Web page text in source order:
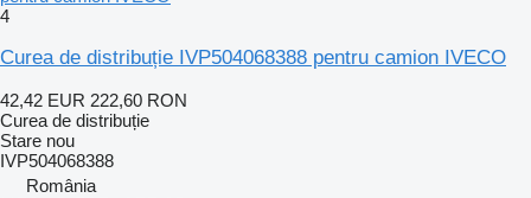
4
Curea de distribuție IVP504068388 pentru camion IVECO
42,42 EUR 222,60 RON
Curea de distribuție
Stare nou
IVP504068388
România